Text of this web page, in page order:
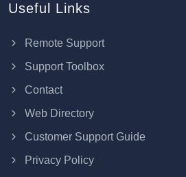
Useful Links
Remote Support
Support Toolbox
Contact
Web Directory
Customer Support Guide
Privacy Policy